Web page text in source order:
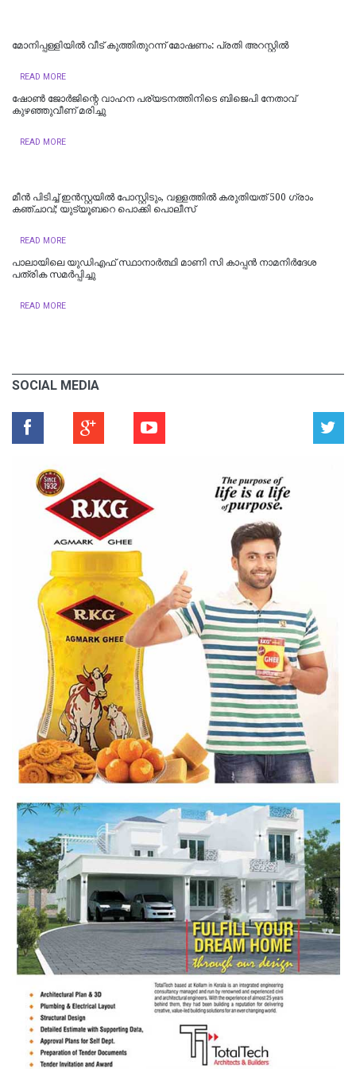
മോനിപ്പള്ളിയിൽ വീട് കുത്തിതുറന്ന് മോഷണം: പ്രതി അറസ്റ്റിൽ
READ MORE
ഷോണ്‍ ജോര്‍ജിന്റെ വാഹന പര്യടനത്തിനിടെ ബിജെപി നേതാവ്
കുഴഞ്ഞുവീണ് മരിച്ചു
READ MORE
മീന്‍ പിടിച്ച് ഇന്‍സ്റ്റയില്‍ പോസ്റ്റിടും, വള്ളത്തില്‍ കരുതിയത് 500 ഗ്രാം
കഞ്ചാവ്; യുട്യൂബറെ പൊക്കി പൊലീസ്
READ MORE
പാലായിലെ യുഡിഎഫ് സ്ഥാനാർത്ഥി മാണി സി കാപ്പൻ നാമനിർദേശ
പത്രിക സമർപ്പിച്ചു
READ MORE
SOCIAL MEDIA